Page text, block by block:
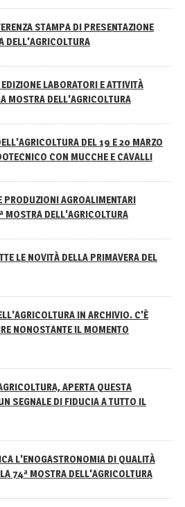
STAMPA DI PRESENTAZIONE
DELL'AGRICOLTURA
LABORATORI E ATTIVITÀ
MOSTRA DELL'AGRICOLTURA
DEL 19 E 20 MARZO
CON MUCCHE E CAVALLI
PRODUZIONI AGROALIMENTARI
MOSTRA DELL'AGRICOLTURA
LE NOVITÀ DELLA PRIMAVERA DEL
IN ARCHIVIO. C'È
NONOSTANTE IL MOMENTO
APERTA QUESTA
SEGNALE DI FIDUCIA A TUTTO IL
L'ENOGASTRONOMIA DI QUALITÀ
74ª MOSTRA DELL'AGRICOLTURA